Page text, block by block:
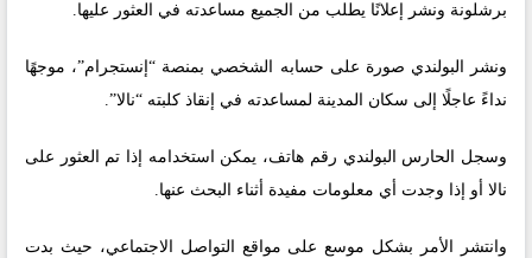
برشلونة ونشر إعلانًا يطلب من الجميع مساعدته في العثور عليها.
ونشر البولندي صورة على حسابه الشخصي بمنصة “إنستجرام”، موجهًا
نداءً عاجلًا إلى سكان المدينة لمساعدته في إنقاذ كلبته “نالا”.
وسجل الحارس البولندي رقم هاتف، يمكن استخدامه إذا تم العثور على
نالا أو إذا وجدت أي معلومات مفيدة أثناء البحث عنها.
وانتشر الأمر بشكل موسع على مواقع التواصل الاجتماعي، حيث بدت